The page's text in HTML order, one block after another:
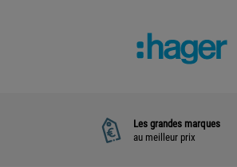
Les grandes marques
au meilleur prix